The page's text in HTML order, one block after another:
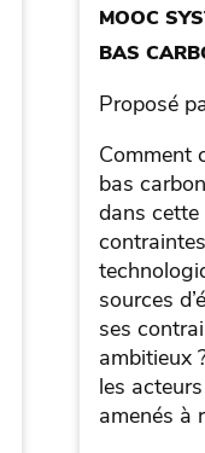
MOOC
BAS
Proposé
Comment
bas
dans cette
sources
ses
ambitieux
les
amenés à